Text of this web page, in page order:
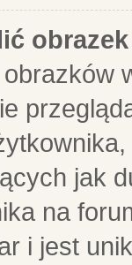
jak
na
i jest